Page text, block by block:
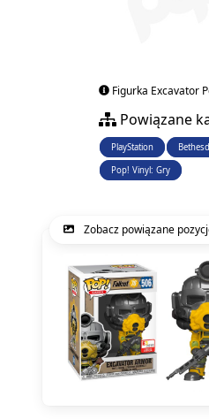
Figurka Excavator
Powiązane
PlayStation
Pop! Vinyl: Gry
Zobacz powiązane